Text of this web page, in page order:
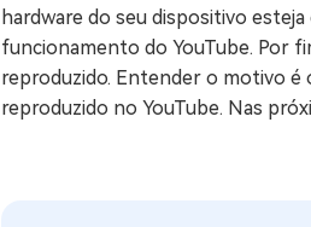
hardware do seu dispositivo
funcionamento do YouTube. Por
reproduzido. Entender o motivo é
reproduzido no YouTube. Nas